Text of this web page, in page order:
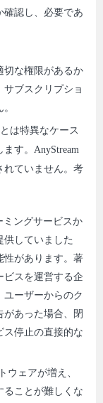
確認し、必要であ
切な権限があるか
ブスクリプショ
は特異なケース
す。AnyStream
れていません。考
ミングサービスか
供していました
性があります。著
ビスを運営する企
ーザーからのク
があった場合、閉
ス停止の直接的な
ウェアが増え、
ることが難しくな